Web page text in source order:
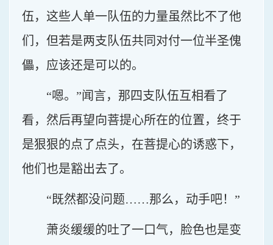
伍，这些人单一队伍的力量虽然比不了他
们，但若是两支队伍共同对付一位半圣傀
儡，应该还是可以的。
“嗯。”闻言，那四支队伍互相看了
看，然后再望向菩提心所在的位置，终于
是狠狠的点了点头，在菩提心的诱惑下，
他们也是豁出去了。
“既然都没问题……那么，动手吧！”
萧炎缓缓的吐了一口气，脸色也是变